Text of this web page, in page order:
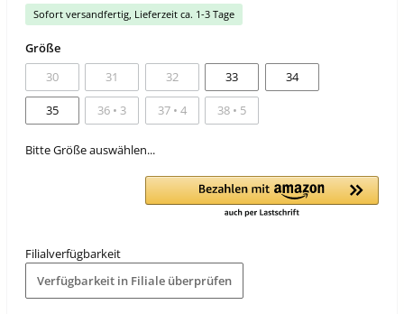
Sofort versandfertig, Lieferzeit ca. 1-3 Tage
Größe
30
31 32 33 34
35 36 • 3 37 • 4 38 • 5
Bitte Größe auswählen...
Filialverfügbarkeit
Verfügbarkeit in Filiale überprüfen